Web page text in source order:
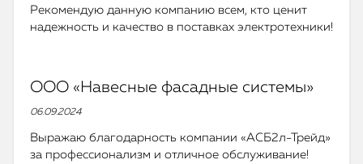
Рекомендую данную компанию всем, кто ценит
надежность и качество в поставках электротехники!
ООО «Навесные фасадные системы»
06.09.2024
Выражаю благодарность компании «АСБ2л-Трейд»
за профессионализм и отличное обслуживание!